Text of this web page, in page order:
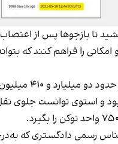
تا بازجوها پس از
امکانی را فراهم کنند که
طی این مدت،
و استوی توانست جلوی
رسمی دادگستری که